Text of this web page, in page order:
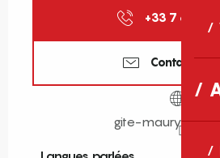
+33 7 66 15
Contactez-
gite-